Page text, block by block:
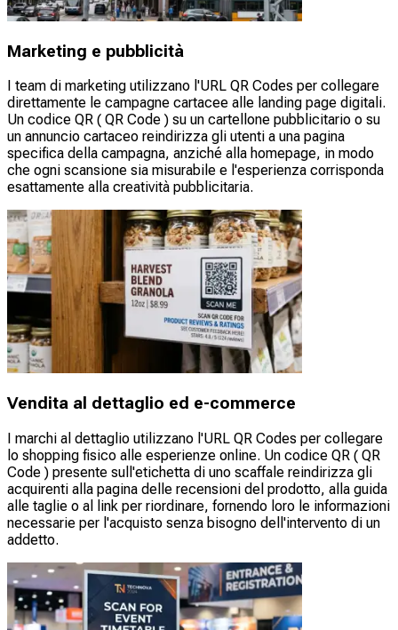
Marketing e pubblicità
I team di marketing utilizzano l'URL QR Codes per collegare
direttamente le campagne cartacee alle landing page digitali.
Un codice QR ( QR Code ) su un cartellone pubblicitario o su
un annuncio cartaceo reindirizza gli utenti a una pagina
specifica della campagna, anziché alla homepage, in modo
che ogni scansione sia misurabile e l'esperienza corrisponda
esattamente alla creatività pubblicitaria.
Vendita al dettaglio ed e-commerce
I marchi al dettaglio utilizzano l'URL QR Codes per collegare
lo shopping fisico alle esperienze online. Un codice QR ( QR
Code ) presente sull'etichetta di uno scaffale reindirizza gli
acquirenti alla pagina delle recensioni del prodotto, alla guida
alle taglie o al link per riordinare, fornendo loro le informazioni
necessarie per l'acquisto senza bisogno dell'intervento di un
addetto.